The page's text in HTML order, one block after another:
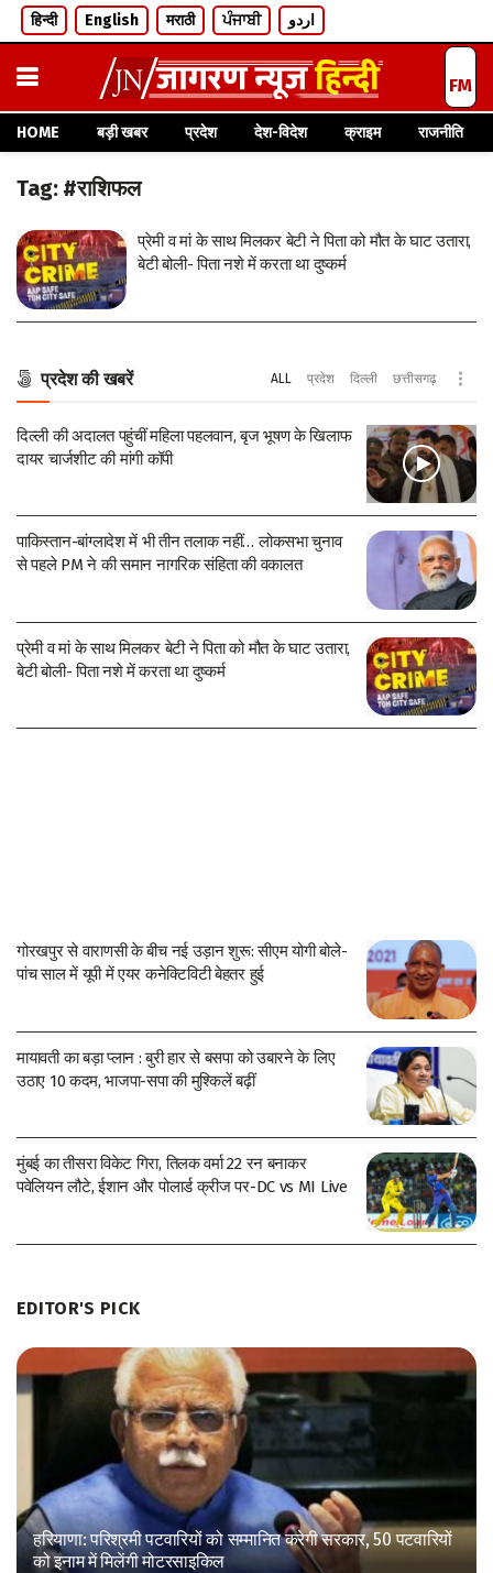
हिन्दी English मराठी ਪੰਜਾਬੀ اردو
HOME बड़ी खबर प्रदेश देश-विदेश क्राइम राजनीति
Tag: #राशिफल
प्रेमी व मां के साथ मिलकर बेटी ने पिता को मौत के घाट उतारा,
बेटी बोली- पिता नशे में करता था दुष्कर्म
प्रदेश की खबरें ALL प्रदेश दिल्ली छत्तीसगढ़
दिल्ली की अदालत पहुंचीं महिला पहलवान, बृज भूषण के खिलाफ
दायर चार्जशीट की मांगी कॉपी
पाकिस्तान-बांग्लादेश में भी तीन तलाक नहीं… लोकसभा चुनाव
से पहले PM ने की समान नागरिक संहिता की वकालत
प्रेमी व मां के साथ मिलकर बेटी ने पिता को मौत के घाट उतारा,
बेटी बोली- पिता नशे में करता था दुष्कर्म
गोरखपुर से वाराणसी के बीच नई उड़ान शुरू: सीएम योगी बोले-
पांच साल में यूपी में एयर कनेक्टिविटी बेहतर हुई
मायावती का बड़ा प्लान : बुरी हार से बसपा को उबारने के लिए
उठाए 10 कदम, भाजपा-सपा की मुश्किलें बढ़ीं
मुंबई का तीसरा विकेट गिरा, तिलक वर्मा 22 रन बनाकर
पवेलियन लौटे, ईशान और पोलार्ड क्रीज पर-DC vs MI Live
EDITOR'S PICK
हरियाणा: परिश्रमी पटवारियों को सम्मानित करेगी सरकार, 50 पटवारियों
को इनाम में मिलेंगी मोटरसाइकिल